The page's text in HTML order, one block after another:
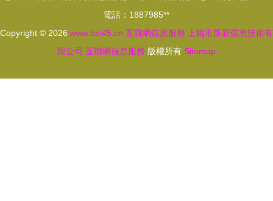
點，賦能數
師？
電話：1887985**
Copyright © 2026 www.bin45.cn 互聯網信息服務 上饒市新新信息技術有
限公司 互聯網信息服務 版權所有 Sitemap